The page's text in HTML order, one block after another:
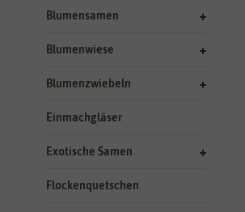
Blumensamen
Blumenwiese
Blumenzwiebeln
Einmachgläser
Exotische Samen
Flockenquetschen